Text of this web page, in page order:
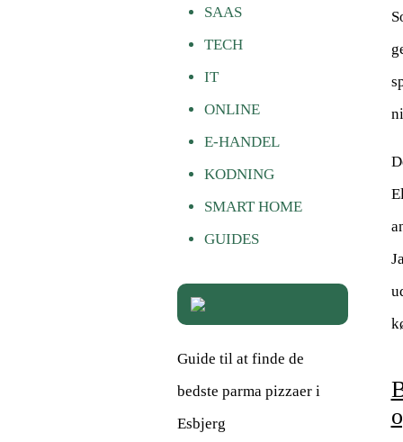
SAAS
TECH
IT
ONLINE
E-HANDEL
KODNING
SMART HOME
GUIDES
Guide til at finde de
bedste parma pizzaer i
Esbjerg